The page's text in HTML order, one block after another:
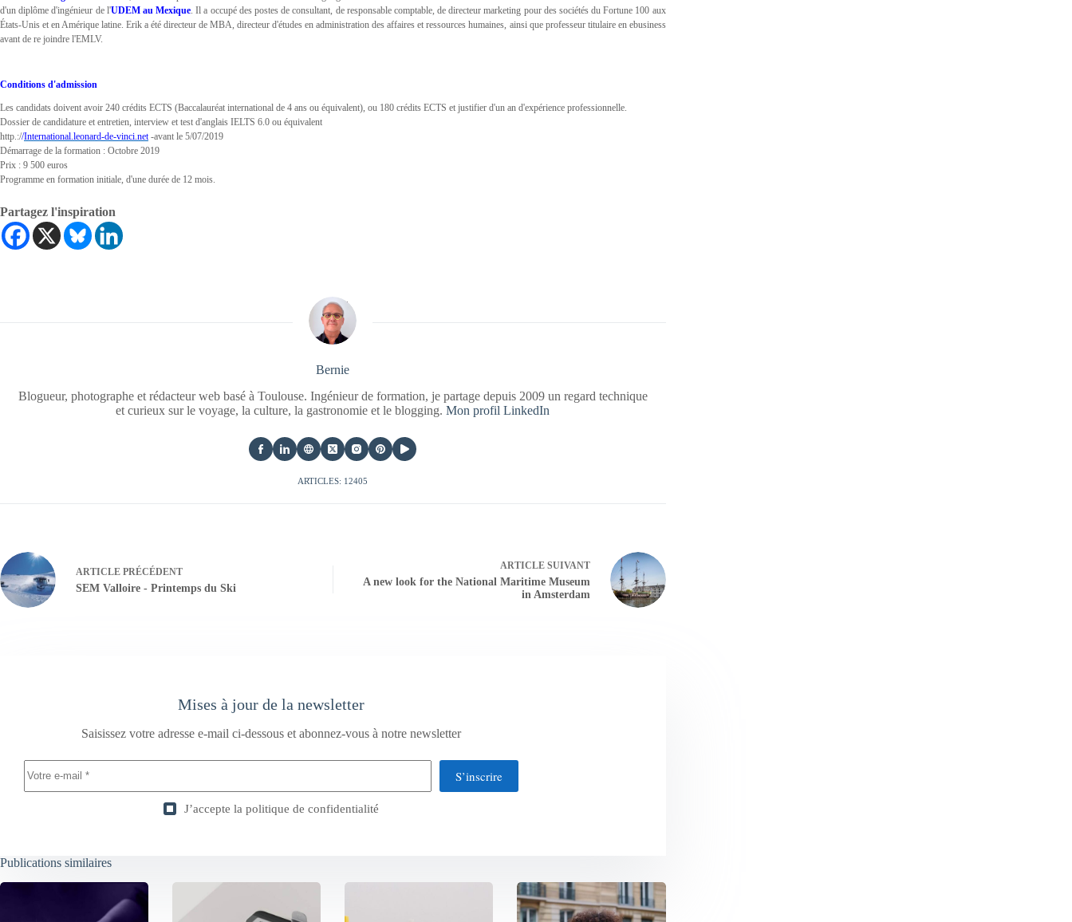
d'un diplôme d'ingénieur de l'UDEM au Mexique. Il a occupé des postes de consultant, de responsable comptable, de directeur marketing pour des sociétés du Fortune 100 aux
États-Unis et en Amérique latine. Erik a été directeur de MBA, directeur d'études en administration des affaires et ressources humaines, ainsi que professeur titulaire en ebusiness
avant de re joindre l'EMLV.
Conditions d'admission
Les candidats doivent avoir 240 crédits ECTS (Baccalauréat international de 4 ans ou équivalent), ou 180 crédits ECTS et justifier d'un an d'expérience professionnelle.
Dossier de candidature et entretien, interview et test d'anglais IELTS 6.0 ou équivalent
http.://International.leonard-de-vinci.net-avant le 5/07/2019
Démarrage de la formation : Octobre 2019
Prix : 9 500 euros
Programme en formation initiale, d'une durée de 12 mois.
Partagez l'inspiration
Bernie
Blogueur, photographe et rédacteur web basé à Toulouse. Ingénieur de formation, je partage depuis 2009 un regard technique
et curieux sur le voyage, la culture, la gastronomie et le blogging.Mon profil LinkedIn
ARTICLES: 12405
ARTICLE PRÉCÉDENT
SEM Valloire - Printemps du Ski
ARTICLESUIVANT
A new look for the National Maritime Museum
in Amsterdam
Mises à jour de la newsletter
Saisissez votre adresse e-mail ci-dessous et abonnez-vous à notre newsletter
S’inscrire
J’accepte la politique de confidentialité
Publications similaires